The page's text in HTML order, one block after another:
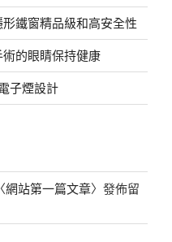
鐵窗精品級和高安全性
的眼睛保持健康
子煙設計
網站第一篇文章〉發佈留